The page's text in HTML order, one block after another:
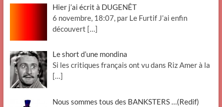
Hier j’ai écrit à DUGENÊT
6 novembre, 18:07, par Le Furtif J’ai enfin
découvert […]
Le short d’une mondina
Si les critiques français ont vu dans Riz Amer à la
[…]
Nous sommes tous des BANKSTERS …(Redif)